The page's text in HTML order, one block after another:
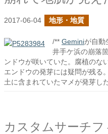
2017-06-04 地形・地質
/** Geminiが自動
井手ケ浜の崩落
ンドウが咲いていた。腐植のな
エンドウの発芽には疑問が残る
土に含まれていたマメが発芽し